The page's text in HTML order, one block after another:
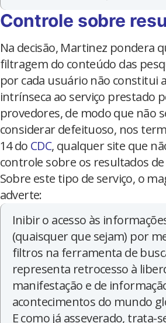
Controle sobre
Na decisão, Martinez pondera
filtragem do conteúdo das
por cada usuário não constitui
intrínseca ao serviço prestado
provedores, de modo que não
considerar defeituoso, nos
14 do CDC, qualquer site que
controle sobre os resultados de
Sobre este tipo de serviço, o
adverte:
Inibir o acesso às
(quaisquer que sejam) por
filtros na ferramenta de
representa retrocesso à
manifestação e de
acontecimentos do mundo
E como já asseverado, trata-